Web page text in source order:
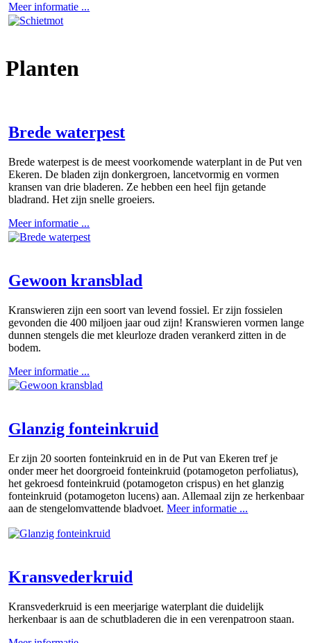
Meer informatie ...
Planten
Brede waterpest
Brede waterpest is de meest voorkomende waterplant in de Put ven
Ekeren. De bladen zijn donkergroen, lancetvormig en vormen
kransen van drie bladeren. Ze hebben een heel fijn getande
bladrand. Het zijn snelle groeiers.
Meer informatie ...
Gewoon kransblad
Kranswieren zijn een soort van levend fossiel. Er zijn fossielen
gevonden die 400 miljoen jaar oud zijn! Kranswieren vormen lange
dunnen stengels die met kleurloze draden verankerd zitten in de
bodem.
Meer informatie ...
Glanzig fonteinkruid
Er zijn 20 soorten fonteinkruid en in de Put van Ekeren tref je
onder meer het doorgroeid fonteinkruid (potamogeton perfoliatus),
het gekroesd fonteinkruid (potamogeton crispus) en het glanzig
fonteinkruid (potamogeton lucens) aan. Allemaal zijn ze herkenbaar
aan de stengelomvattende bladvoet.Meer informatie ...
Kransvederkruid
Kransvederkruid is een meerjarige waterplant die duidelijk
herkenbaar is aan de schutbladeren die in een verenpatroon staan.